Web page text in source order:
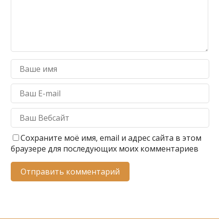
Сохраните моё имя, email и адрес сайта в этом
браузере для последующих моих комментариев